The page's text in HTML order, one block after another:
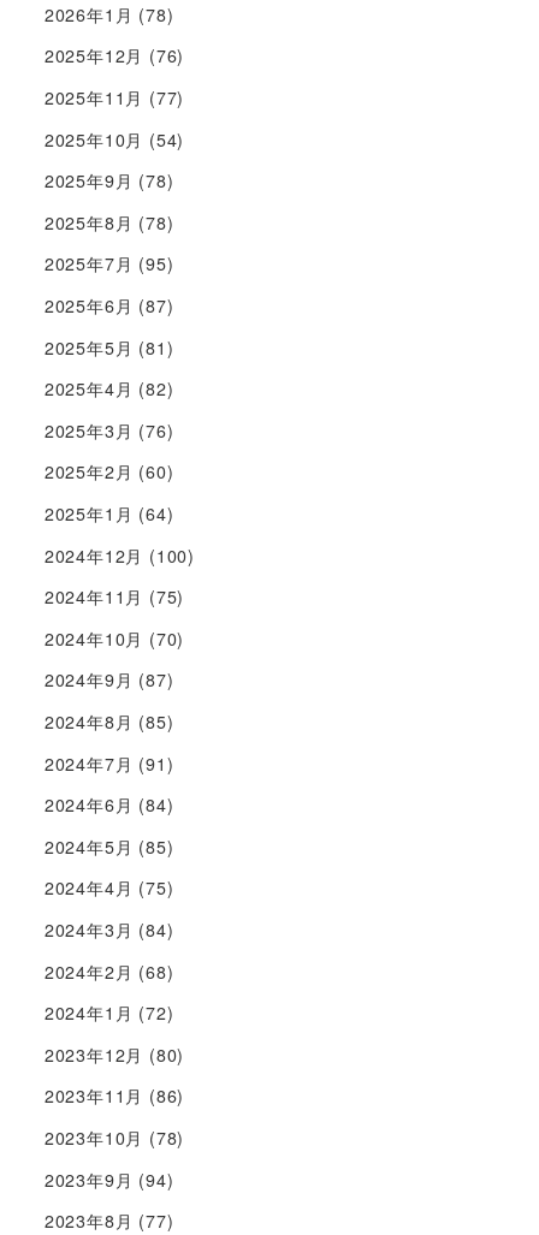
2026年1月 (78)
2025年12月 (76)
2025年11月 (77)
2025年10月 (54)
2025年9月 (78)
2025年8月 (78)
2025年7月 (95)
2025年6月 (87)
2025年5月 (81)
2025年4月 (82)
2025年3月 (76)
2025年2月 (60)
2025年1月 (64)
2024年12月 (100)
2024年11月 (75)
2024年10月 (70)
2024年9月 (87)
2024年8月 (85)
2024年7月 (91)
2024年6月 (84)
2024年5月 (85)
2024年4月 (75)
2024年3月 (84)
2024年2月 (68)
2024年1月 (72)
2023年12月 (80)
2023年11月 (86)
2023年10月 (78)
2023年9月 (94)
2023年8月 (77)